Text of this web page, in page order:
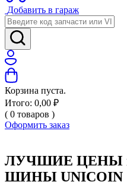
Добавить в гараж
Корзина пуста.
Итого: 0,00 ₽
( 0 товаров )
Оформить заказ
ЛУЧШИЕ ЦЕНЫ
ШИНЫ UNICOIN